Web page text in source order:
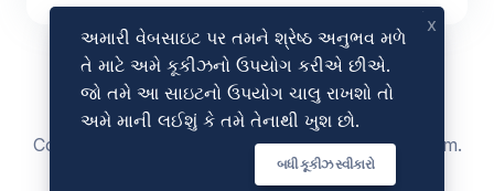
Copyright © 2023 - 2026 byAmazeSEOTools
.com.
All Rights Reserved.
અમારી વેબસાઇટ પર તમને શ્રેષ્ઠ અનુભવ મળે
તે માટે અમે કૂકીઝનો ઉપયોગ કરીએ છીએ.
જો તમે આ સાઇટનો ઉપયોગ ચાલુ રાખશો તો
અમે માની લઈશું કે તમે તેનાથી ખુશ છો.
બધી કૂકીઝ સ્વીકારો
x